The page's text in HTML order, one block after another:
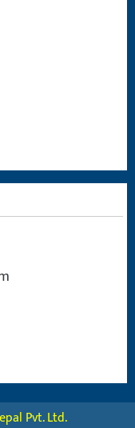
Pvt. Ltd.